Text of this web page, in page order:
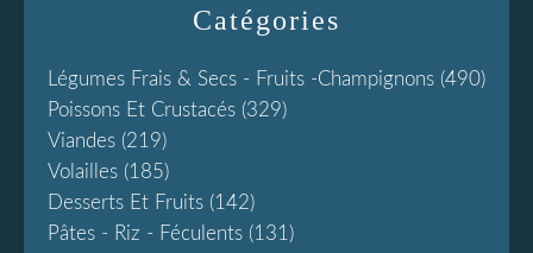
Catégories
Légumes Frais & Secs - Fruits -champignons (490)
Poissons Et Crustacés (329)
Viandes (219)
Volailles (185)
Desserts Et Fruits (142)
Pâtes - Riz - Féculents (131)